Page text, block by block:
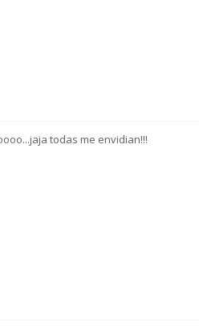
todas me envidian!!!